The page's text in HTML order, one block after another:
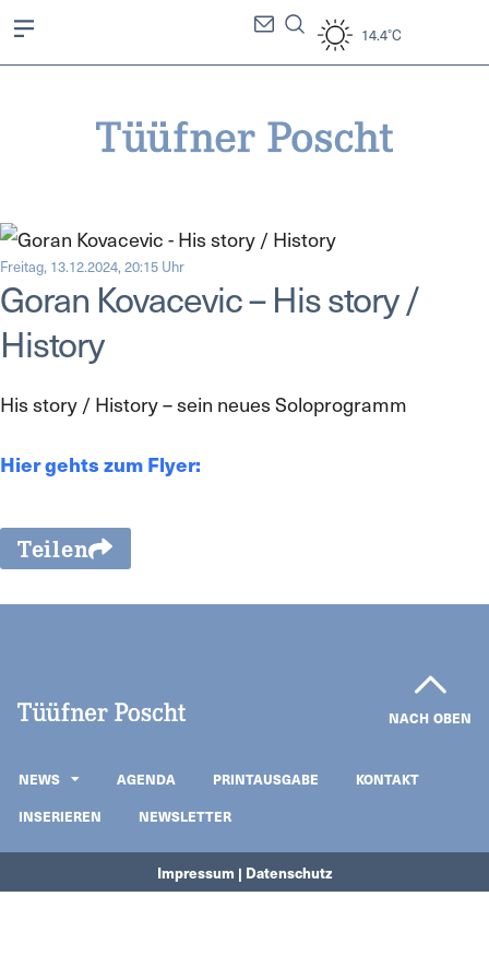
14.4°C
Freitag, 13.12.2024, 20:15 Uhr
Goran Kovacevic – His story /
History
His story / History – sein neues Soloprogramm
Hier gehts zum Flyer:
Teilen
NACH OBEN
NEWS AGENDA PRINTAUSGABE
KONTAKT
INSERIEREN
NEWSLETTER
Impressum | Datenschutz